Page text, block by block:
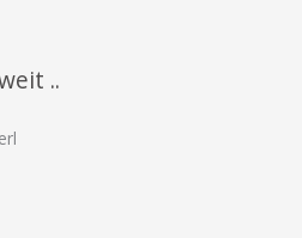
..